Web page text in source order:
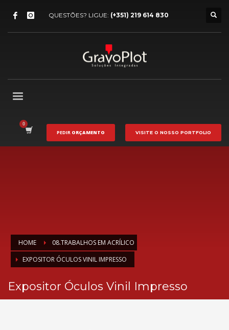
QUESTÕES? LIGUE: (+351) 219 614 830
PEDIR ORÇAMENTO VISITE O NOSSO PORTFOLIO
HOME
08.TRABALHOS EM ACRÍLICO
EXPOSITOR ÓCULOS VINIL IMPRESSO
Expositor Óculos Vinil Impresso